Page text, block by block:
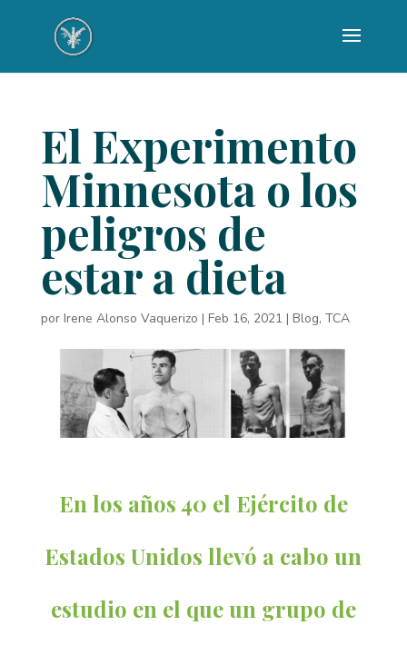
El Experimento
Minnesota o los
peligros de
estar a dieta
por Irene Alonso Vaquerizo | Feb 16, 2021 | Blog, TCA
En los años 40 el Ejército de
Estados Unidos llevó a cabo un
estudio en el que un grupo de